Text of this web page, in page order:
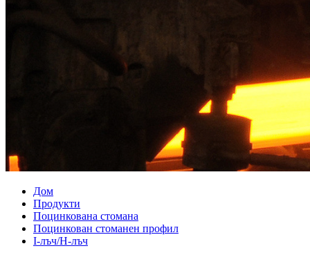
Дом
Продукти
Поцинкована стомана
Поцинкован стоманен профил
I-лъч/H-лъч